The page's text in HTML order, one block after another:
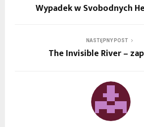
Wypadek w Svobodnych
NASTĘPNY POST
The Invisible River –